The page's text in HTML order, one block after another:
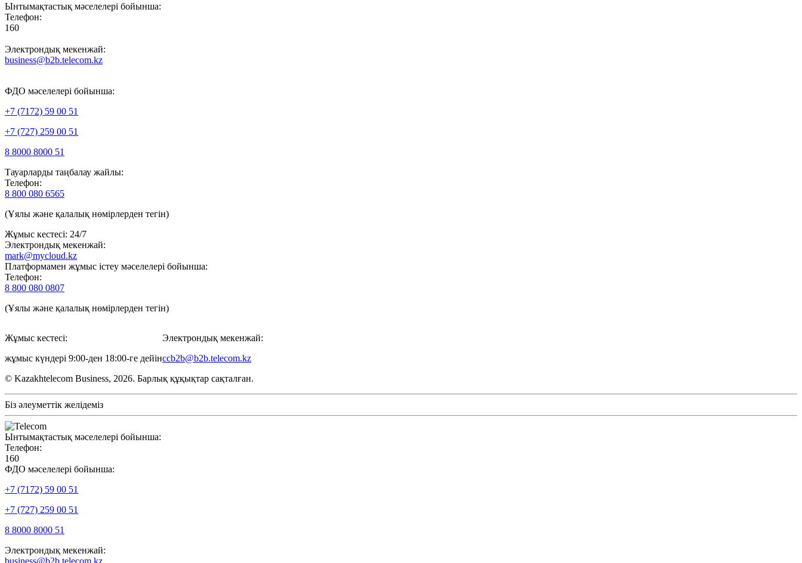
Ынтымақтастық мәселелері бойынша:
Телефон:
160
Электрондық мекенжай:
business@b2b.telecom.kz
ФДО мәселелері бойынша:
+7 (7172) 59 00 51
+7 (727) 259 00 51
8 8000 8000 51
Тауарларды таңбалау жайлы:
Телефон:
8 800 080 6565
(Ұялы және қалалық нөмірлерден тегін)
Жұмыс кестесі: 24/7
Электрондық мекенжай:
mark@mycloud.kz
Платформамен жұмыс істеу мәселелері бойынша:
Телефон:
8 800 080 0807
(Ұялы және қалалық нөмірлерден тегін)
Жұмыс кестесі:
жұмыс күндері 9:00-ден 18:00-ге дейін
Электрондық мекенжай:
ccb2b@b2b.telecom.kz
© Kazakhtelecom Business, 2026. Барлық құқықтар сақталған.
Біз әлеуметтік желідеміз
Ынтымақтастық мәселелері бойынша:
Телефон:
160
ФДО мәселелері бойынша:
+7 (7172) 59 00 51
+7 (727) 259 00 51
8 8000 8000 51
Электрондық мекенжай:
business@b2b.telecom.kz